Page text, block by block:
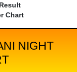
Chart
NIGHT